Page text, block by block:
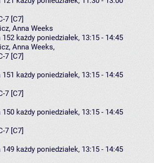
7 [C7]
Anna Weeks
152 każdy poniedziałek, 13:15 - 14:45
, Anna Weeks,
7 [C7]
151 każdy poniedziałek, 13:15 - 14:45
7 [C7]
150 każdy poniedziałek, 13:15 - 14:45
7 [C7]
149 każdy poniedziałek, 13:15 - 14:45